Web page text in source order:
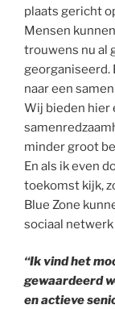
plaats gericht
Mensen
trouwens nu al
georganiseerd.
naar een
Wij bieden hier
minder groot
En als ik even
toekomst kijk,
Blue Zone
sociaal
“Ik vind het
gewaardeerd
en actieve